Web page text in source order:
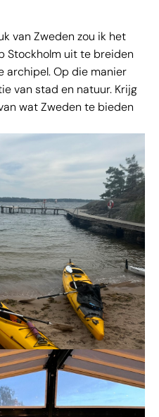
van Zweden zou ik het
Stockholm uit te breiden
archipel. Op die manier
van stad en natuur. Krijg
wat Zweden te bieden